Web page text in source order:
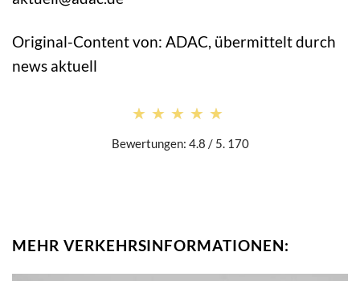
Original-Content von: ADAC, übermittelt durch
news aktuell
★★★★★
★★★★★
Bewertungen: 4.8 / 5. 170
MEHR VERKEHRSINFORMATIONEN: